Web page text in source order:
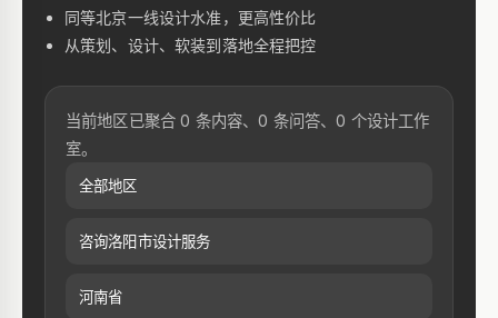
同等北京一线设计水准，更高性价比
从策划、设计、软装到落地全程把控
当前地区已聚合 0 条内容、0 条问答、0 个设计工作
室。
全部地区
咨询洛阳市设计服务
河南省